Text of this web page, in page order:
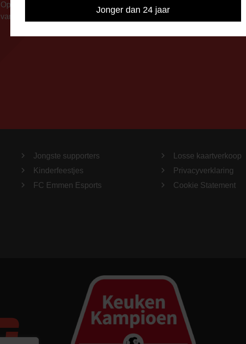
Jonger dan 24 jaar
Op thuiswedstrijddagen bereikbaar
vanaf 13:00 - 20:00 uur
Jongste supporters
Kinderfeestjes
FC Emmen Esports
Losse kaartverkoop
Privacyverklaring
Cookie Statement